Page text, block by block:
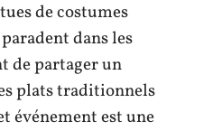
de costumes
dans les
de partager un
plats traditionnels
événement est une